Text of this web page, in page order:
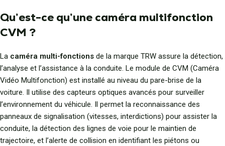
Qu’est-ce qu’une caméra multifonction
CVM ?
La caméra multi-fonctions de la marque TRW assure la détection,
l’analyse et l’assistance à la conduite. Le module de CVM (Caméra
Vidéo Multifonction) est installé au niveau du pare-brise de la
voiture. Il utilise des capteurs optiques avancés pour surveiller
l’environnement du véhicule. Il permet la reconnaissance des
panneaux de signalisation (vitesses, interdictions) pour assister la
conduite, la détection des lignes de voie pour le maintien de
trajectoire, et l’alerte de collision en identifiant les piétons ou